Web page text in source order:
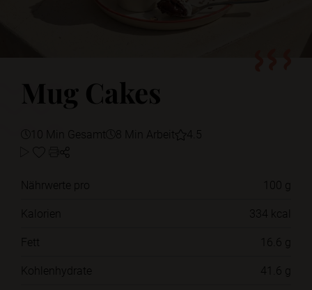
Mug Cakes
10 Min Gesamt 8 Min Arbeit 4.5
Nährwerte pro
100 g
Kalorien
334 kcal
Fett
16.6 g
Kohlenhydrate
41.6 g